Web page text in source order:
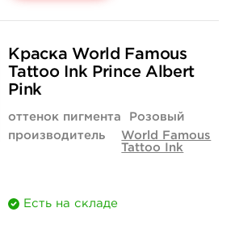
900 руб. 1 520 руб.
Краска World Famous
Tattoo Ink Prince Albert
Pink
оттенок пигмента
Розовый
производитель
World Famous
Tattoo Ink
Есть на складе